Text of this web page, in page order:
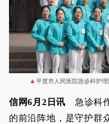
平度市人民医院急诊科护
信网6月2日讯 急诊科
的前沿阵地，是守护群